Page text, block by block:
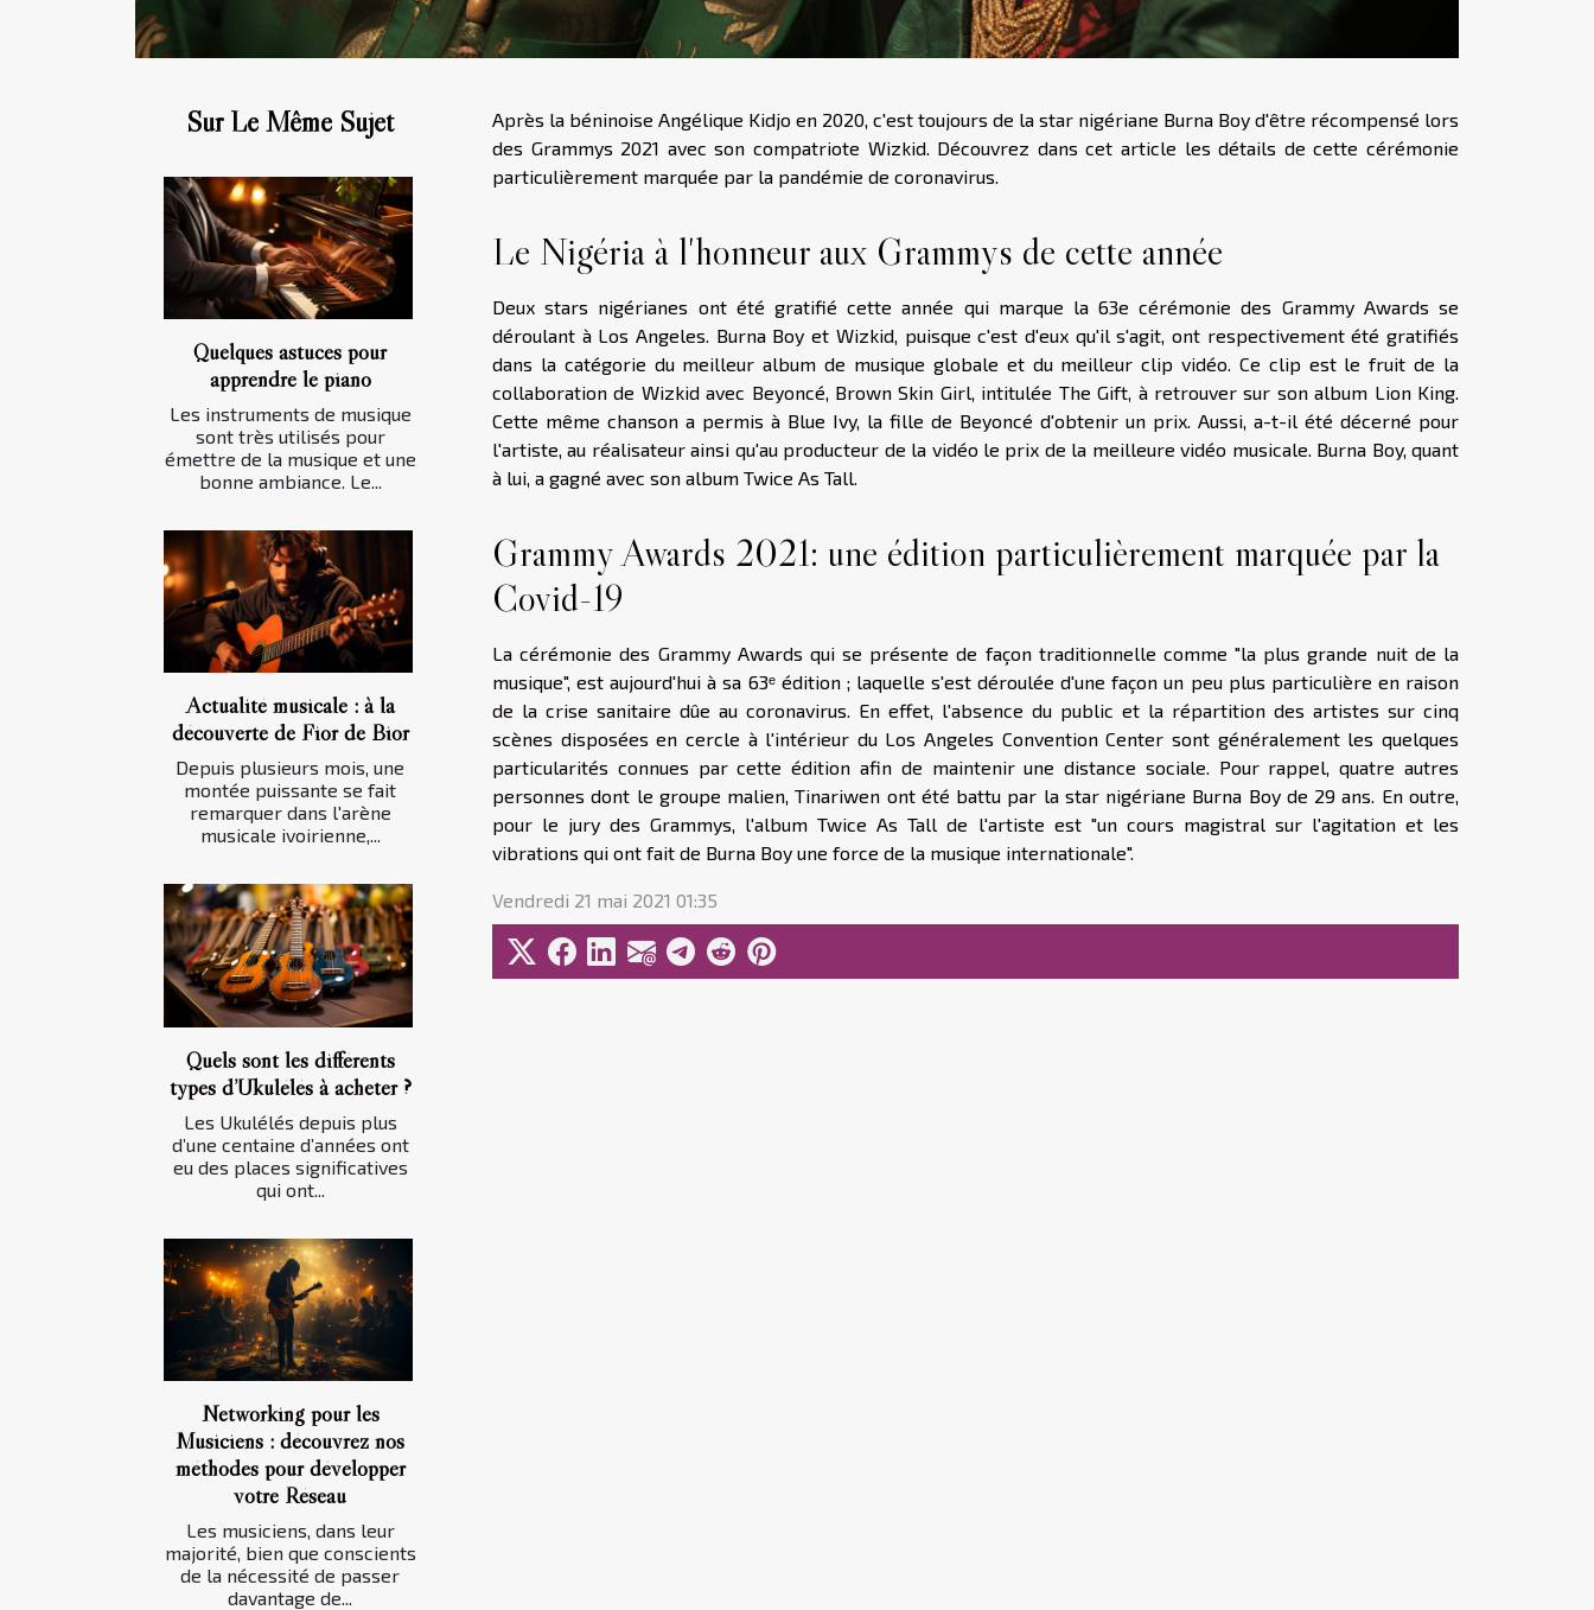
Sur Le Même Sujet
Quelques astuces pour
apprendre le piano
Les instruments de musique
sont très utilisés pour
émettre de la musique et une
bonne ambiance. Le...
Actualité musicale : à la
découverte de Fior de Bior
Depuis plusieurs mois, une
montée puissante se fait
remarquer dans l'arène
musicale ivoirienne,...
Quels sont les différents
types d’Ukulélés à acheter ?
Les Ukulélés depuis plus
d’une centaine d’années ont
eu des places significatives
qui ont...
Networking pour les
Musiciens : découvrez nos
méthodes pour développer
votre Réseau
Les musiciens, dans leur
majorité, bien que conscients
de la nécessité de passer
davantage de...
Après la béninoise Angélique Kidjo en 2020, c'est toujours de la star nigériane Burna Boy d'être récompensé lors
des Grammys 2021 avec son compatriote Wizkid. Découvrez dans cet article les détails de cette cérémonie
particulièrement marquée par la pandémie de coronavirus.
Le Nigéria à l'honneur aux Grammys de cette année
Deux stars nigérianes ont été gratifié cette année qui marque la 63e cérémonie des Grammy Awards se
déroulant à Los Angeles. Burna Boy et Wizkid, puisque c'est d'eux qu'il s'agit, ont respectivement été gratifiés
dans la catégorie du meilleur album de musique globale et du meilleur clip vidéo. Ce clip est le fruit de la
collaboration de Wizkid avec Beyoncé, Brown Skin Girl, intitulée The Gift, à retrouver sur son album Lion King.
Cette même chanson a permis à Blue Ivy, la fille de Beyoncé d'obtenir un prix. Aussi, a-t-il été décerné pour
l'artiste, au réalisateur ainsi qu'au producteur de la vidéo le prix de la meilleure vidéo musicale. Burna Boy, quant
à lui, a gagné avec son album Twice As Tall.
Grammy Awards 2021: une édition particulièrement marquée par la
Covid-19
La cérémonie des Grammy Awards qui se présente de façon traditionnelle comme "la plus grande nuit de la
musique", est aujourd'hui à sa 63ᵉ édition ; laquelle s'est déroulée d'une façon un peu plus particulière en raison
de la crise sanitaire dûe au coronavirus. En effet, l'absence du public et la répartition des artistes sur cinq
scènes disposées en cercle à l'intérieur du Los Angeles Convention Center sont généralement les quelques
particularités connues par cette édition afin de maintenir une distance sociale. Pour rappel, quatre autres
personnes dont le groupe malien, Tinariwen ont été battu par la star nigériane Burna Boy de 29 ans. En outre,
pour le jury des Grammys, l'album Twice As Tall de l'artiste est "un cours magistral sur l'agitation et les
vibrations qui ont fait de Burna Boy une force de la musique internationale".
Vendredi 21 mai 2021 01:35